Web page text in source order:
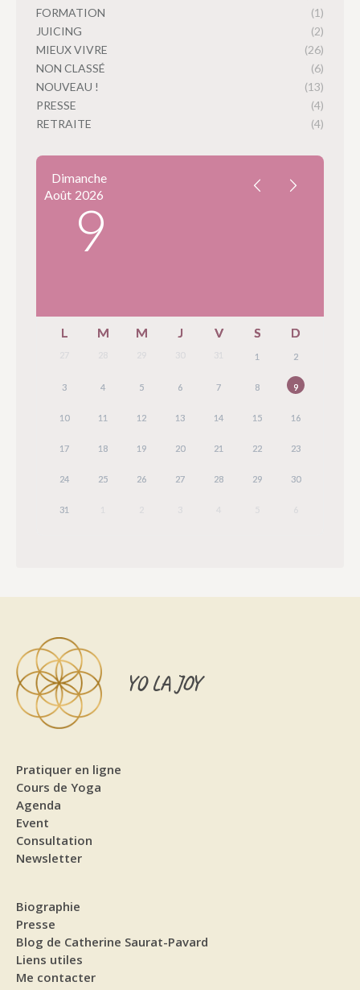
FORMATION
(1)
JUICING
(2)
MIEUX VIVRE
(26)
NON CLASSÉ
(6)
NOUVEAU !
(13)
PRESSE
(4)
RETRAITE
(4)
Dimanche
Août 2026
9
L M M J V S D
1 2
3 4 5 6 7 8 9
10 11 12 13 14 15 16
17 18 19 20 21 22 23
24 25 26 27 28 29 30
31
YO LA JOY
Pratiquer en ligne
Cours de Yoga
Agenda
Event
Consultation
Newsletter
Biographie
Presse
Blog de Catherine Saurat-Pavard
Liens utiles
Me contacter